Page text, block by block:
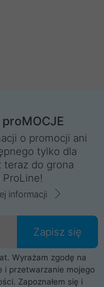
o promocji ani
tylko dla
teraz do grona
informacji
Zapisz się
Wyrażam zgodę na
i przetwarzanie mojego
Zapoznałem się i